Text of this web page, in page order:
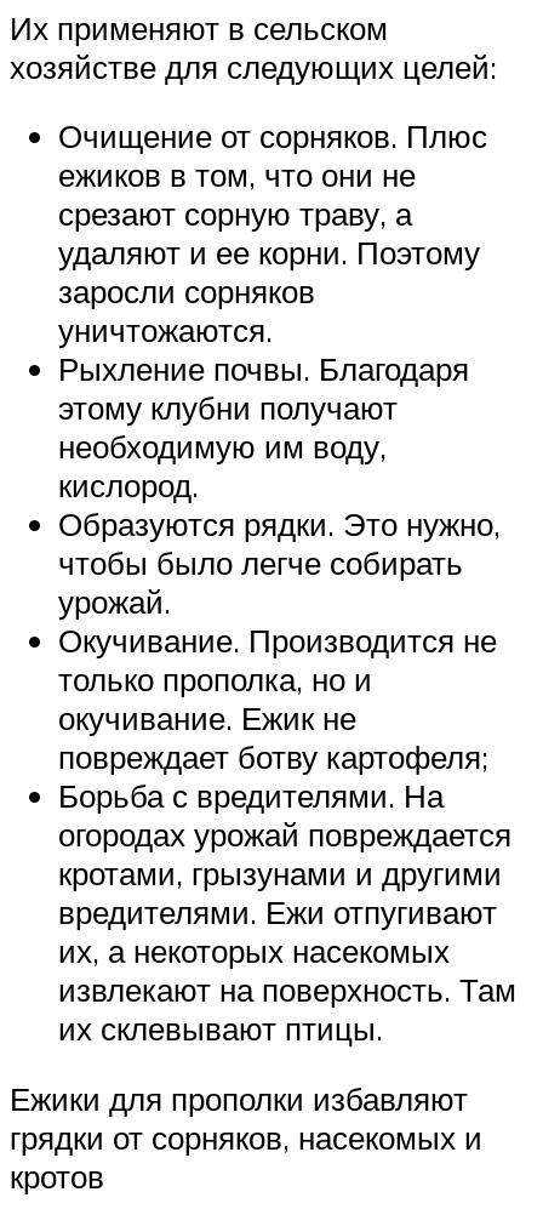
Их применяют в сельском
хозяйстве для следующих целей:
Очищение от сорняков. Плюс
ежиков в том, что они не
срезают сорную траву, а
удаляют и ее корни. Поэтому
заросли сорняков
уничтожаются.
Рыхление почвы. Благодаря
этому клубни получают
необходимую им воду,
кислород.
Образуются рядки. Это нужно,
чтобы было легче собирать
урожай.
Окучивание. Производится не
только прополка, но и
окучивание. Ежик не
повреждает ботву картофеля;
Борьба с вредителями. На
огородах урожай повреждается
кротами, грызунами и другими
вредителями. Ежи отпугивают
их, а некоторых насекомых
извлекают на поверхность. Там
их склевывают птицы.
Ежики для прополки избавляют
грядки от сорняков, насекомых и
кротов